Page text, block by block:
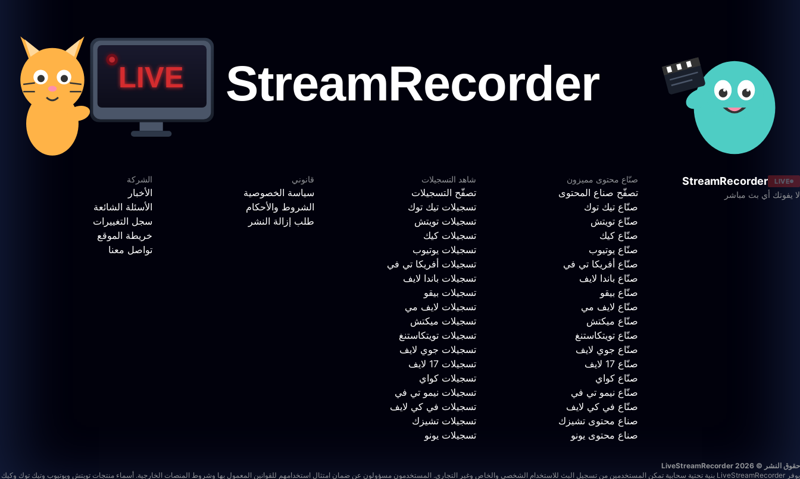
LIVE
StreamRecorder
لا يفوتك أي بث مباشر
صنّاع محتوى مميزون
تصفّح صناع المحتوى
صنّاع تيك توك
صنّاع تويتش
صنّاع كيك
صنّاع يوتيوب
صنّاع أفريكا تي في
صنّاع باندا لايف
صنّاع بيقو
صنّاع لايف مي
صنّاع ميكتش
صنّاع تويتكاستنغ
صنّاع جوي لايف
صنّاع 17 لايف
صنّاع كواي
صنّاع نيمو تي في
صنّاع في كي لايف
صناع محتوى تشيزك
صناع محتوى يونو
شاهد التسجيلات
تصفّح التسجيلات
تسجيلات تيك توك
تسجيلات تويتش
تسجيلات كيك
تسجيلات يوتيوب
تسجيلات أفريكا تي في
تسجيلات باندا لايف
تسجيلات بيقو
تسجيلات لايف مي
تسجيلات ميكتش
تسجيلات تويتكاستنغ
تسجيلات جوي لايف
تسجيلات 17 لايف
تسجيلات كواي
تسجيلات نيمو تي في
تسجيلات في كي لايف
تسجيلات تشيزك
تسجيلات يونو
قانوني
سياسة الخصوصية
الشروط والأحكام
طلب إزالة النشر
الشركة
الأخبار
الأسئلة الشائعة
سجل التغييرات
خريطة الموقع
تواصل معنا
حقوق النشر © 2026 LiveStreamRecorder
يوفر LiveStreamRecorder بنية تحتية سحابية تمكن المستخدمين من تسجيل البث للاستخدام الشخصي والخاص وغير التجاري. المستخدمون مسؤولون عن ضمان امتثال استخدامهم للقوانين المعمول بها وشروط المنصات الخارجية.
أسماء منتجات تويتش ويوتيوب وتيك توك وكيك